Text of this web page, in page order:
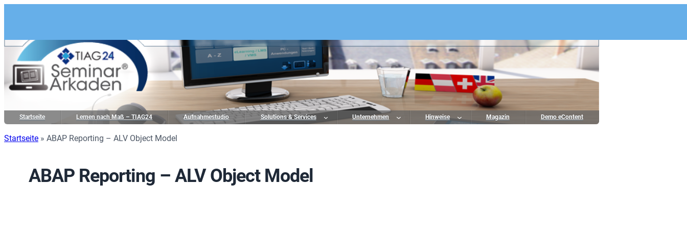
Startseite Lernen nach Maß – TIAG24 Aufnahmestudio Solutions & Services Unternehmen Hinweise Magazin Demo eContent
Startseite » ABAP Reporting – ALV Object Model
ABAP Reporting – ALV Object Model